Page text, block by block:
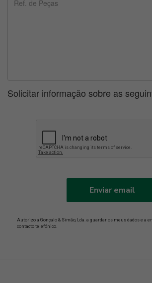
Solicitar informação sobre as
Enviar email
Autorizo a Gonçalo & Simão, Lda. a guardar os meus dados e a
contacto telefónico.